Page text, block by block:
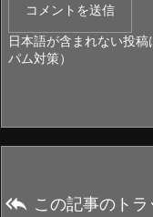
日本語が含まれない投
パム対策）
 この記事のト